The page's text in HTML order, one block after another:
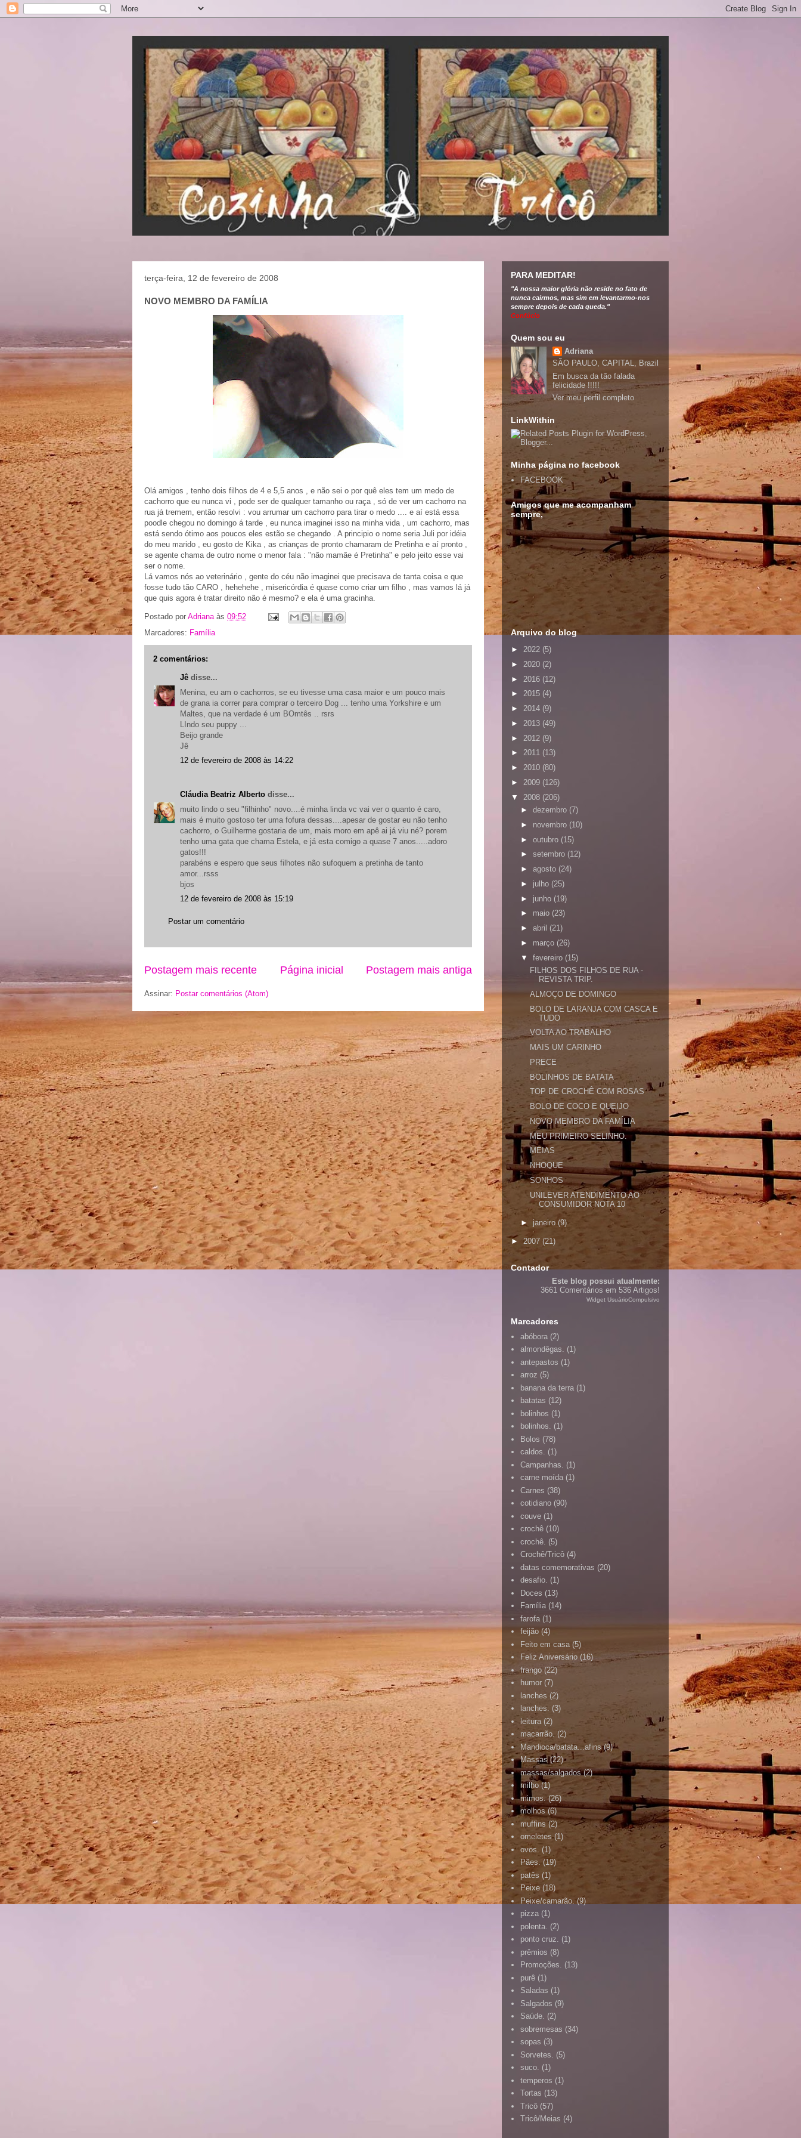
terça-feira, 12 de fevereiro de 2008
NOVO MEMBRO DA FAMÍLIA
Olá amigos , tenho dois filhos de 4 e 5,5 anos , e não sei o por quê eles tem um medo de
cachorro que eu nunca vi , pode ser de qualquer tamanho ou raça , só de ver um cachorro na
rua já tremem, então resolvi : vou arrumar um cachorro para tirar o medo .... e aí está essa
poodle chegou no domingo á tarde , eu nunca imaginei isso na minha vida , um cachorro, mas
está sendo ótimo aos poucos eles estão se chegando . A principio o nome seria Juli por idéia
do meu marido , eu gosto de Kika , as crianças de pronto chamaram de Pretinha e aí pronto ,
se agente chama de outro nome o menor fala : "não mamãe é Pretinha" e pelo jeito esse vai
ser o nome.
Lá vamos nós ao veterinário , gente do céu não imaginei que precisava de tanta coisa e que
fosse tudo tão CARO , hehehehe , misericórdia é quase como criar um filho , mas vamos lá já
que quis agora é tratar direito não é mesmo? e ela é uma gracinha.
Postado por Adriana às 09:52
Marcadores: Família
2 comentários:
Jê disse...
Menina, eu am o cachorros, se eu tivesse uma casa maior e um pouco mais
de grana ia correr para comprar o terceiro Dog ... tenho uma Yorkshire e um
Maltes, que na verdade é um BOmtês .. rsrs
LIndo seu puppy ...
Beijo grande
Jê
12 de fevereiro de 2008 às 14:22
Cláudia Beatriz Alberto disse...
muito lindo o seu "filhinho" novo....é minha linda vc vai ver o quanto é caro,
mais é muito gostoso ter uma fofura dessas....apesar de gostar eu não tenho
cachorro, o Guilherme gostaria de um, mais moro em apê ai já viu né? porem
tenho uma gata que chama Estela, e já esta comigo a quase 7 anos.....adoro
gatos!!!
parabéns e espero que seus filhotes não sufoquem a pretinha de tanto
amor...rsss
bjos
12 de fevereiro de 2008 às 15:19
Postar um comentário
Postagem mais recente Postagem mais antiga
Página inicial
Assinar: Postar comentários (Atom)
PARA MEDITAR!
"A nossa maior glória não reside no fato de
nunca cairmos, mas sim em levantarmo-nos
sempre depois de cada queda."
Confúcio
Quem sou eu
Adriana
SÃO PAULO, CAPITAL, Brazil
Em busca da tão falada
felicidade !!!!!
Ver meu perfil completo
LinkWithin
Minha página no facebook
FACEBOOK
Amigos que me acompanham
sempre,
Arquivo do blog
► 2022 (5)
► 2020 (2)
► 2016 (12)
► 2015 (4)
► 2014 (9)
► 2013 (49)
► 2012 (9)
► 2011 (13)
► 2010 (80)
► 2009 (126)
▼ 2008 (206)
► dezembro (7)
► novembro (10)
► outubro (15)
► setembro (12)
► agosto (24)
► julho (25)
► junho (19)
► maio (23)
► abril (21)
► março (26)
▼ fevereiro (15)
FILHOS DOS FILHOS DE RUA -
REVISTA TRIP.
ALMOÇO DE DOMINGO
BOLO DE LARANJA COM CASCA E
TUDO
VOLTA AO TRABALHO
MAIS UM CARINHO
PRECE
BOLINHOS DE BATATA
TOP DE CROCHÊ COM ROSAS
BOLO DE COCO E QUEIJO
NOVO MEMBRO DA FAMÍLIA
MEU PRIMEIRO SELINHO.
MEIAS
NHOQUE
SONHOS
UNILEVER ATENDIMENTO AO
CONSUMIDOR NOTA 10
► janeiro (9)
►2007 (21)
Contador
Este blog possui atualmente:
3661 Comentários em 536 Artigos!
Widget UsuárioCompulsivo
Marcadores
abóbora (2)
almondêgas. (1)
antepastos (1)
arroz (5)
banana da terra (1)
batatas (12)
bolinhos (1)
bolinhos. (1)
Bolos (78)
caldos. (1)
Campanhas.
(1)
carne moída (1)
Carnes (38)
cotidiano (90)
couve (1)
crochê (10)
crochê. (5)
Crochê/Tricô (4)
datas comemorativas (20)
desafio. (1)
Doces (13)
Família (14)
farofa (1)
feijão (4)
Feito em casa (5)
Feliz Aniversário (16)
frango (22)
humor (7)
lanches (2)
lanches. (3)
leitura (2)
macarrão. (2)
Mandioca/batata...afins (9)
Massas (22)
massas/salgados (2)
milho (1)
mimos. (26)
molhos (6)
muffins (2)
omeletes (1)
ovos.
(1)
Pães. (19)
patês (1)
Peixe (18)
Peixe/camarão. (9)
pizza (1)
polenta. (2)
ponto cruz. (1)
prêmios (8)
Promoções. (13)
purê (1)
Saladas (1)
Salgados (9)
Saúde. (2)
sobremesas (34)
sopas (3)
Sorvetes.
(5)
suco. (1)
temperos (1)
Tortas (13)
Tricô (57)
Tricô/Meias (4)